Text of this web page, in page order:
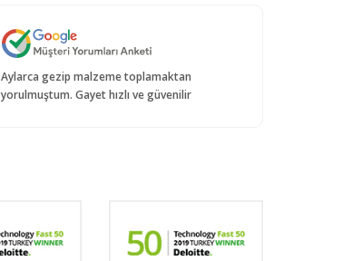
Aylarca gezip malzeme toplamaktan
yorulmuştum. Gayet hızlı ve güvenilir